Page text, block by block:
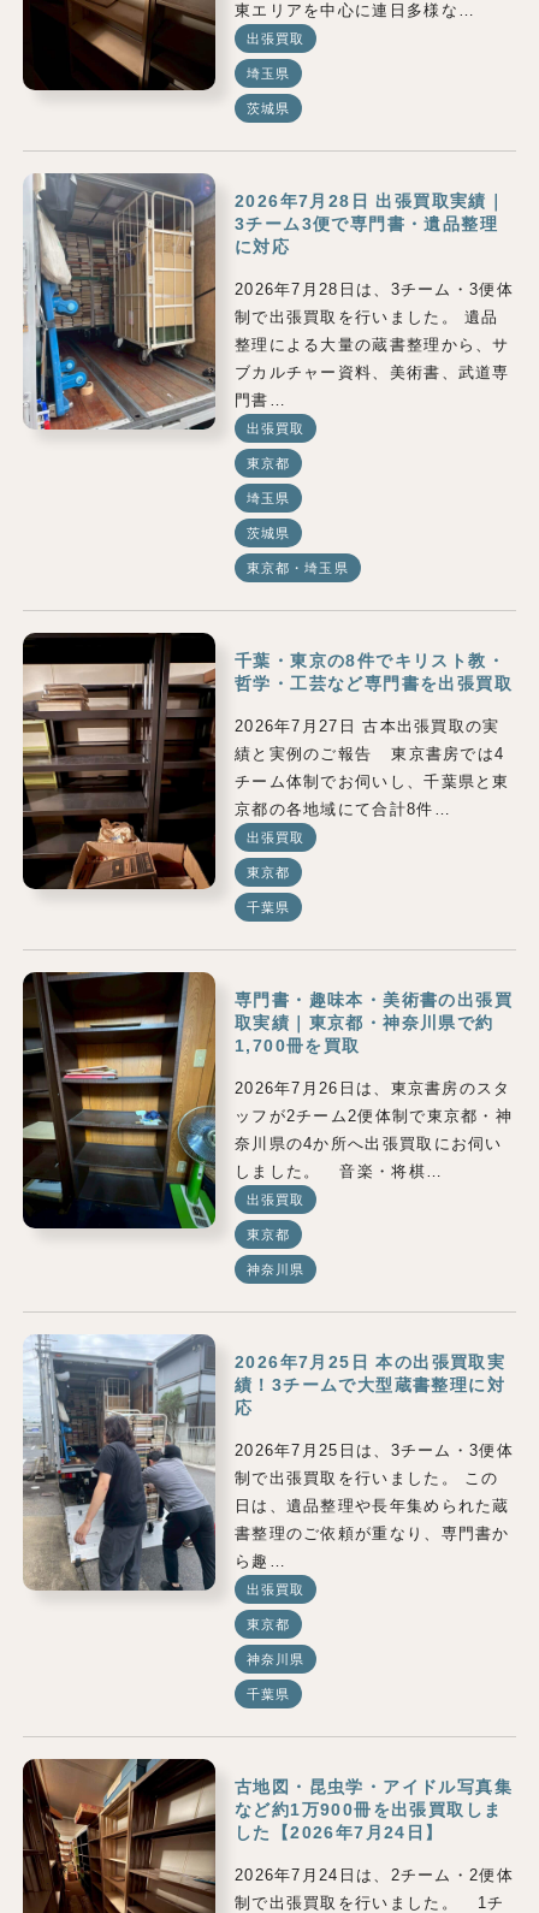
東エリアを中心に連日多様な…
出張買取
埼玉県
茨城県
2026年7月28日 出張買取実績｜
3チーム3便で専門書・遺品整理
に対応
2026年7月28日は、3チーム・3便体
制で出張買取を行いました。 遺品
整理による大量の蔵書整理から、サ
ブカルチャー資料、美術書、武道専
門書…
出張買取
東京都
埼玉県
茨城県
東京都・埼玉県
千葉・東京の8件でキリスト教・
哲学・工芸など専門書を出張買取
2026年7月27日 古本出張買取の実
績と実例のご報告 東京書房では4
チーム体制でお伺いし、千葉県と東
京都の各地域にて合計8件…
出張買取
東京都
千葉県
専門書・趣味本・美術書の出張買
取実績｜東京都・神奈川県で約
1,700冊を買取
2026年7月26日は、東京書房のスタ
ッフが2チーム2便体制で東京都・神
奈川県の4か所へ出張買取にお伺い
しました。 音楽・将棋…
出張買取
東京都
神奈川県
2026年7月25日 本の出張買取実
績！3チームで大型蔵書整理に対
応
2026年7月25日は、3チーム・3便体
制で出張買取を行いました。 この
日は、遺品整理や長年集められた蔵
書整理のご依頼が重なり、専門書か
ら趣…
出張買取
東京都
神奈川県
千葉県
古地図・昆虫学・アイドル写真集
など約1万900冊を出張買取しま
した【2026年7月24日】
2026年7月24日は、2チーム・2便体
制で出張買取を行いました。 1チ